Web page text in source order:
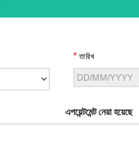
* তারিখ
এপয়েন্টমেন্ট নেয়া হয়েছে